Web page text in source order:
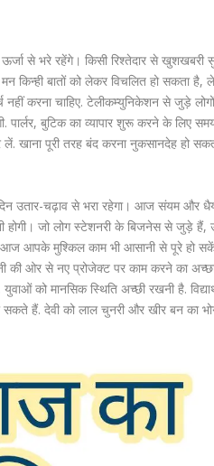
से भरे रहेंगे। किसी रिश्तेदार से
किन्ही बातों को लेकर विचलित हो सकता
नहीं करना चाहिए. टेलीकम्युनिकेशन से जुड़े
पार्लर, बुटिक का व्यापार शुरू करने के लिए
खाना पूरी तरह बंद करना नुकसानदेह हो
उतार-चढ़ाव से भरा रहेगा। आज संयम और
होगी। जो लोग स्टेशनरी के बिजनेस से जुड़े
आपके मुश्किल काम भी आसानी से पूरे हो
की ओर से नए प्रोजेक्ट पर काम करने का
युवाओं को मानसिक स्थिति अच्छी रखनी है.
हैं. देवी को लाल चुनरी और खीर बन का